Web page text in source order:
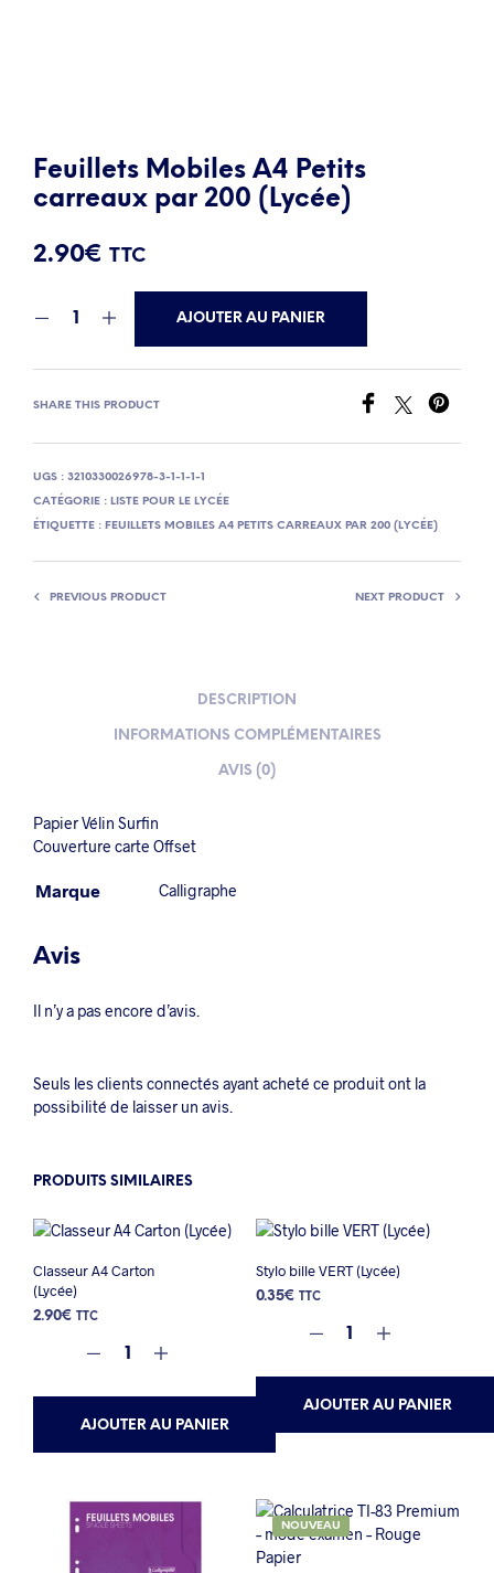
Feuillets Mobiles A4 Petits
carreaux par 200 (Lycée)
2.90€ TTC
AJOUTER AU PANIER
SHARE THIS PRODUCT
UGS : 3210330026978-3-1-1-1-1
CATÉGORIE : LISTE POUR LE LYCÉE
ÉTIQUETTE : FEUILLETS MOBILES A4 PETITS CARREAUX PAR 200 (LYCÉE)
PREVIOUS PRODUCT NEXT PRODUCT
DESCRIPTION
INFORMATIONS COMPLÉMENTAIRES
AVIS (0)
Papier Vélin Surfin
Couverture carte Offset
Marque Calligraphe
Avis
Il n’y a pas encore d’avis.
Seuls les clients connectés ayant acheté ce produit ont la
possibilité de laisser un avis.
PRODUITS SIMILAIRES
Classeur A4 Carton
(Lycée)
2.90€ TTC
AJOUTER AU PANIER
Stylo bille VERT (Lycée)
0.35€ TTC
AJOUTER AU PANIER
NOUVEAU